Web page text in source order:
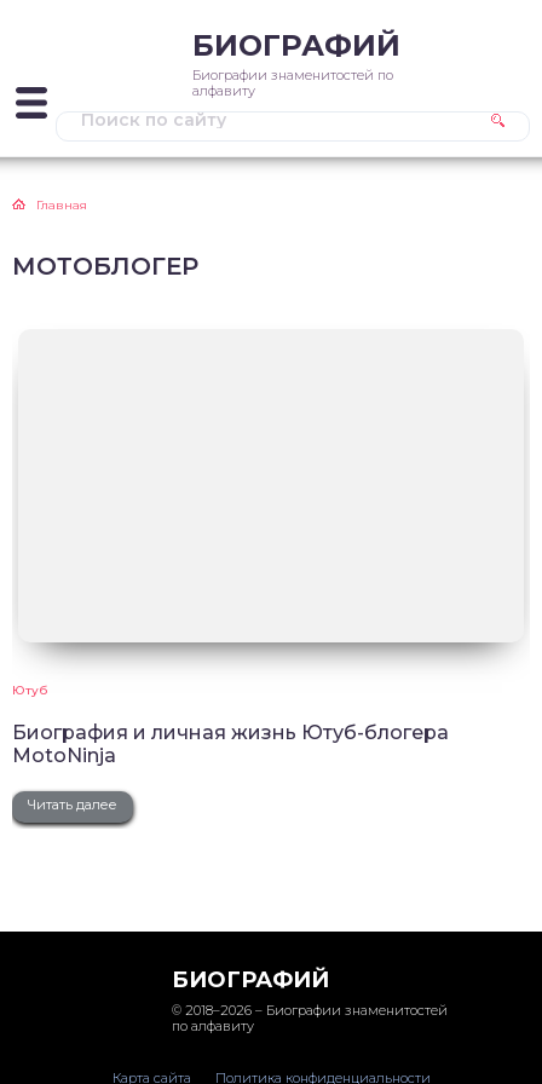
БИОГРАФИЙ
Биографии знаменитостей по
алфавиту
Главная
МОТОБЛОГЕР
Ютуб
Биография и личная жизнь Ютуб-блогера
MotoNinja
Читать далее
БИОГРАФИЙ
© 2018–2026 – Биографии знаменитостей
по алфавиту
Карта сайта Политика конфиденциальности